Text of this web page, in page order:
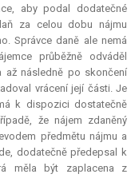
aby podal dodatečné
za celou dobu nájmu
Správce daně ale nemá
průběžně odváděl
až následně po skončení
vrácení její části. Je
k dispozici dostatečně
že nájem zdaněný
předmětu nájmu a
dodatečně předepsal k
měla být zaplacena z